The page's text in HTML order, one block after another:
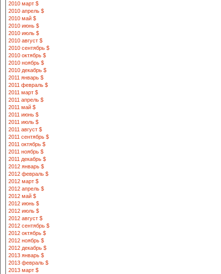
2010 март $
2010 апрель $
2010 май $
2010 июнь $
2010 июль $
2010 август $
2010 сентябрь $
2010 октябрь $
2010 ноябрь $
2010 декабрь $
2011 январь $
2011 февраль $
2011 март $
2011 апрель $
2011 май $
2011 июнь $
2011 июль $
2011 август $
2011 сентябрь $
2011 октябрь $
2011 ноябрь $
2011 декабрь $
2012 январь $
2012 февраль $
2012 март $
2012 апрель $
2012 май $
2012 июнь $
2012 июль $
2012 август $
2012 сентябрь $
2012 октябрь $
2012 ноябрь $
2012 декабрь $
2013 январь $
2013 февраль $
2013 март $